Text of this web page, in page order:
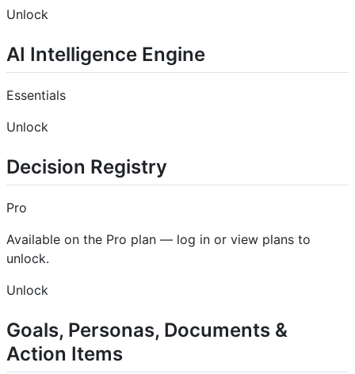
Unlock
AI Intelligence Engine
Essentials
Unlock
Decision Registry
Pro
Available on the Pro plan — log in or view plans to
unlock.
Unlock
Goals, Personas, Documents &
Action Items